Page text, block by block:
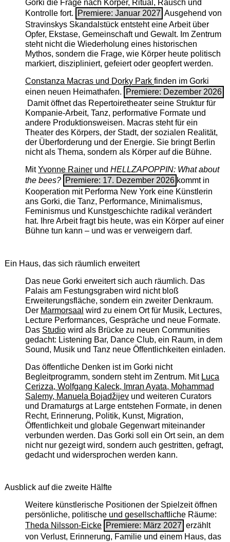
Gorki die Frage nach Körper, Ritual, Rausch und
Kontrolle fort.
Premiere: Januar 2027 Ausgehend von
Stravinskys Skandalstück entsteht eine Arbeit über
Opfer, Ekstase, Gemeinschaft und Gewalt. Im Zentrum
steht nicht die Wiederholung eines historischen
Mythos, sondern die Frage, wie Körper heute politisch
markiert, diszipliniert, gefeiert oder geopfert werden.
Constanza Macras und Dorky Park finden im Gorki
einen neuen Heimathafen.
Premiere: Dezember 2026
Damit öffnet das Repertoiretheater seine Struktur für
Kompanie-Arbeit, Tanz, performative Formate und
andere Produktionsweisen. Macras steht für ein
Theater des Körpers, der Stadt, der sozialen Realität,
der Überforderung und der Energie. Sie bringt Berlin
nicht als Thema, sondern als Körper auf die Bühne.
MitYvonne Rainerund HELLZAPOPPIN: What about
the bees? Premiere: 17. Dezember 2026 kommt in
Kooperation mit Performa New York eine Künstlerin
ans Gorki, die Tanz, Performance, Minimalismus,
Feminismus und Kunstgeschichte radikal verändert
hat. Ihre Arbeit fragt bis heute, was ein Körper auf einer
Bühne tun kann – und was er verweigern darf.
Ein Haus, das sich räumlich erweitert
Das neue Gorki erweitert sich auch räumlich. Das
Palais am Festungsgraben wird nicht bloß
Erweiterungsfläche, sondern ein zweiter Denkraum.
Der Marmorsaal wird zu einem Ort für Musik, Lectures,
Lecture Performances, Gespräche und neue Formate.
Das Studiowird als Brücke zu neuen Communities
gedacht: Listening Bar, Dance Club, ein Raum, in dem
Sound, Musik und Tanz neue Öffentlichkeiten einladen.
Das öffentliche Denken ist im Gorki nicht
Begleitprogramm, sondern steht im Zentrum. Mit Luca
Cerizza, Wolfgang Kaleck, Imran Ayata, Mohammad
Salemy, Manuela Bojadžijevund weiteren Curators
und Dramaturgs at Large entstehen Formate, in denen
Recht, Erinnerung, Politik, Kunst, Migration,
Öffentlichkeit und globale Gegenwart miteinander
verbunden werden. Das Gorki soll ein Ort sein, an dem
nicht nur gezeigt wird, sondern auch gestritten, gefragt,
gedacht und widersprochen werden kann.
Ausblick auf die zweite Hälfte
Weitere künstlerische Positionen der Spielzeit öffnen
persönliche, politische und gesellschaftliche Räume:
Theda Nilsson-Eicke Premiere: März 2027 erzählt
von Verlust, Erinnerung, Familie und einem Haus, das